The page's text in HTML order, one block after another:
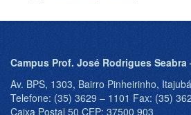
Campus Prof. José Rodrigues Seabra
Av. BPS, 1303, Bairro Pinheirinho,
Telefone: (35) 3629 – 1101 Fax: (35)
Caixa Postal 50 CEP: 37500 903